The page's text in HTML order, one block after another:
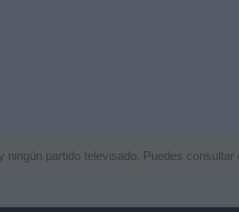
ningún partido televisado. Puedes consultar